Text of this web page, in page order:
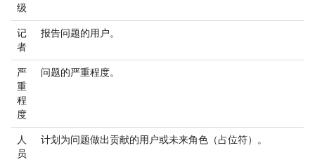
级
记
者
报告问题的用户。
严
重
程
度
问题的严重程度。
人
员
计划为问题做出贡献的用户或未来角色（占位符）。